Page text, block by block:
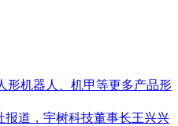
形机器人、机甲等更多产品形
报道，宇树科技董事长王兴兴